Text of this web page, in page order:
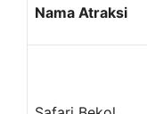
Nama Atraksi